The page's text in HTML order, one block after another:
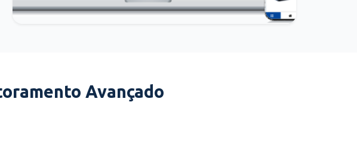
Avançado